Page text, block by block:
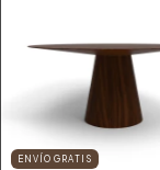
ENVÍO GRATIS